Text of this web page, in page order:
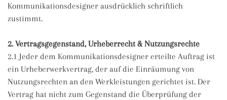
Kommunikationsdesigner ausdrücklich schriftlich
zustimmt.
2. Vertragsgegenstand, Urheberrecht & Nutzungsrechte
2.1 Jeder dem Kommunikationsdesigner erteilte Auftrag ist
ein Urheberwerkvertrag, der auf die Einräumung von
Nutzungsrechten an den Werkleistungen gerichtet ist. Der
Vertrag hat nicht zum Gegenstand die Überprüfung der